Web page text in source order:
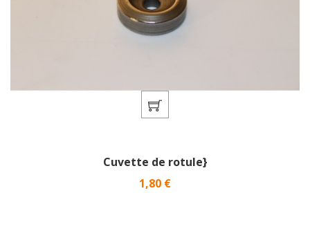
Cuvette de rotule}
Prix
1,80 €